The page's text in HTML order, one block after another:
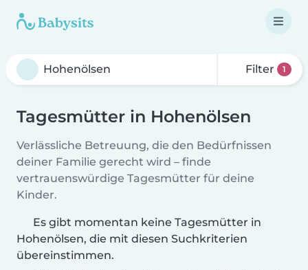
Filter 1
Tagesmütter in Hohenölsen
Verlässliche Betreuung, die den Bedürfnissen
deiner Familie gerecht wird – finde
vertrauenswürdige Tagesmütter für deine
Kinder.
Es gibt momentan keine Tagesmütter in
Hohenölsen, die mit diesen Suchkriterien
übereinstimmen.